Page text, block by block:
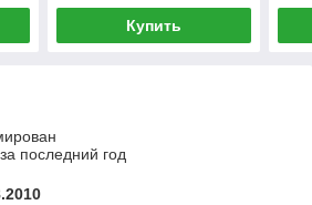
Купить
последний год